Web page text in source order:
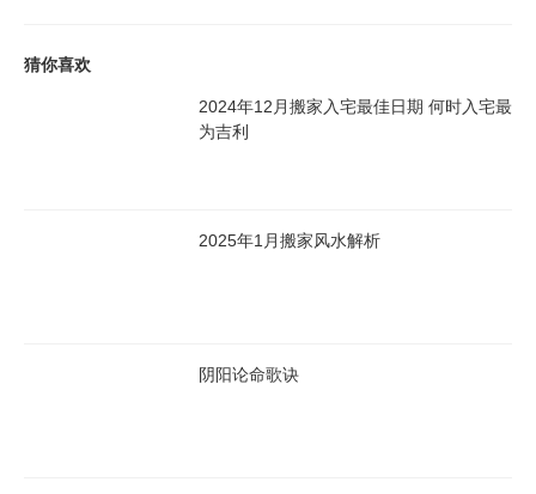
猜你喜欢
2024年12月搬家入宅最佳日期 何时入宅最
为吉利
2025年1月搬家风水解析
阴阳论命歌诀